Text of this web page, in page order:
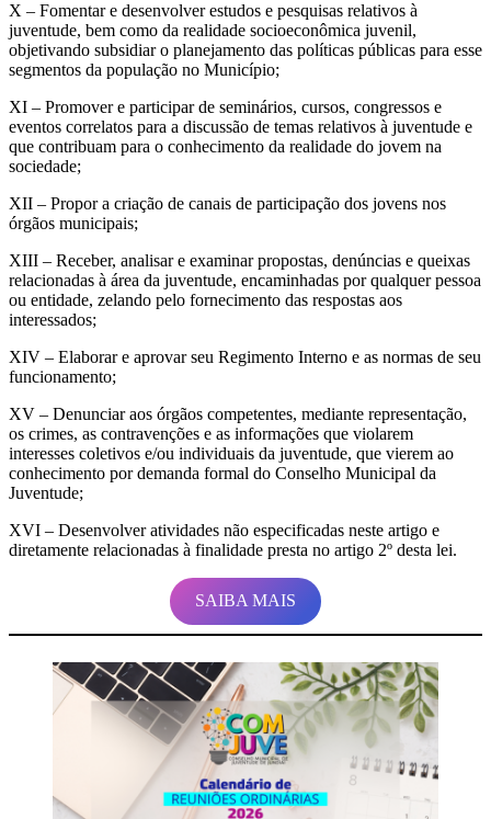
X – Fomentar e desenvolver estudos e pesquisas relativos à
juventude, bem como da realidade socioeconômica juvenil,
objetivando subsidiar o planejamento das políticas públicas para esse
segmentos da população no Município;
XI – Promover e participar de seminários, cursos, congressos e
eventos correlatos para a discussão de temas relativos à juventude e
que contribuam para o conhecimento da realidade do jovem na
sociedade;
XII – Propor a criação de canais de participação dos jovens nos
órgãos municipais;
XIII – Receber, analisar e examinar propostas, denúncias e queixas
relacionadas à área da juventude, encaminhadas por qualquer pessoa
ou entidade, zelando pelo fornecimento das respostas aos
interessados;
XIV – Elaborar e aprovar seu Regimento Interno e as normas de seu
funcionamento;
XV – Denunciar aos órgãos competentes, mediante representação,
os crimes, as contravenções e as informações que violarem
interesses coletivos e/ou individuais da juventude, que vierem ao
conhecimento por demanda formal do Conselho Municipal da
Juventude;
XVI – Desenvolver atividades não especificadas neste artigo e
diretamente relacionadas à finalidade presta no artigo 2º desta lei.
SAIBA MAIS